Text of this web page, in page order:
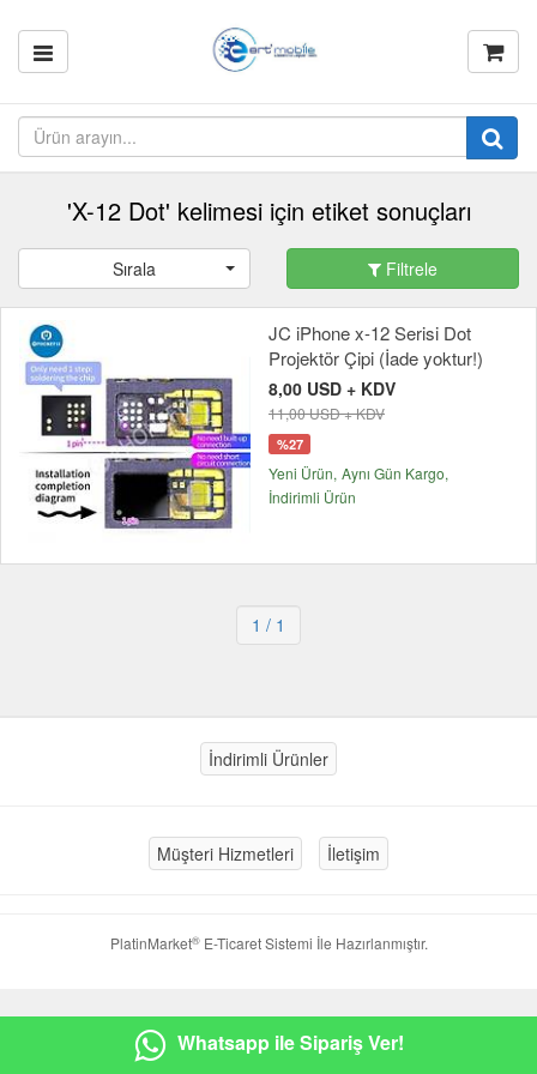
'X-12 Dot' kelimesi için etiket sonuçları
Sırala Filtrele
JC iPhone x-12 Serisi Dot
Projektör Çipi (İade yoktur!)
8,00 USD + KDV
11,00 USD + KDV
%27
Yeni Ürün Aynı Gün Kargo
İndirimli Ürün
1 / 1
İndirimli Ürünler
Müşteri Hizmetleri İletişim
PlatinMarket®E-Ticaret Sistemi İle Hazırlanmıştır.
Whatsapp ile Sipariş Ver!